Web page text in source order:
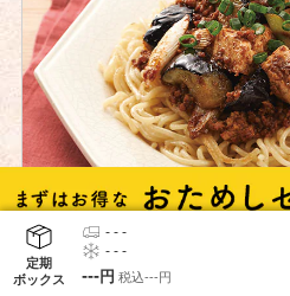
[麺Kit]茄子と豆腐の麻婆麺 青